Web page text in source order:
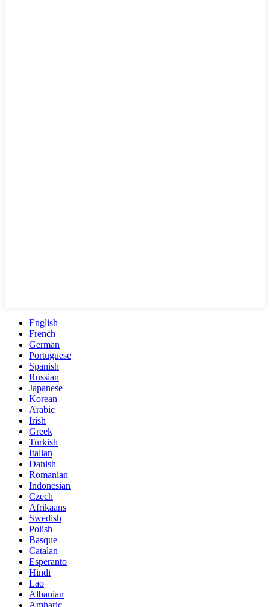
English
French
German
Portuguese
Spanish
Russian
Japanese
Korean
Arabic
Irish
Greek
Turkish
Italian
Danish
Romanian
Indonesian
Czech
Afrikaans
Swedish
Polish
Basque
Catalan
Esperanto
Hindi
Lao
Albanian
Amharic